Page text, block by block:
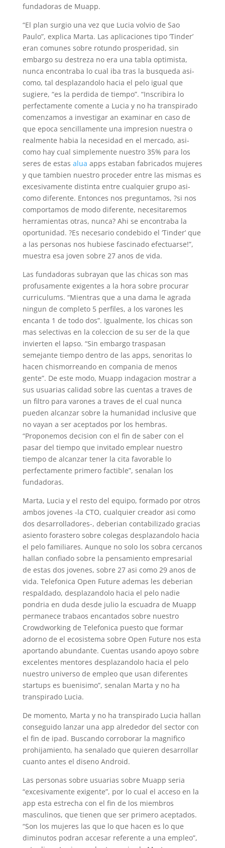
fundadoras de Muapp.
“El plan surgio una vez que Lucia volvio de Sao
Paulo”, explica Marta. Las aplicaciones tipo ‘Tinder’
eran comunes sobre rotundo prosperidad, sin
embargo su destreza no era una tabla optimista,
nunca encontraba lo cual iba tras la busqueda asi­
como, tal desplazandolo hacia el pelo igual que
sugiere, “es la perdida de tiempo”. “Inscribira lo
perfectamente comente a Lucia y no ha transpirado
comenzamos a investigar an examinar en caso de
que epoca sencillamente una impresion nuestra o
realmente habia la necesidad en el mercado, asi­
como hay cual simplemente nuestro 35% para los
seres de estas alua apps estaban fabricados mujeres
y que tambien nuestro proceder entre las mismas es
excesivamente distinta entre cualquier grupo asi­
como diferente. Entonces nos preguntamos, ?si nos
comportamos de modo diferente, necesitaremos
herramientas otras, nunca? Ahi se encontraba la
oportunidad. ?Es necesario condebido el ‘Tinder’ que
a las personas nos hubiese fascinado efectuarse!”,
muestra esa joven sobre 27 anos de vida.
Las fundadoras subrayan que las chicas son mas
profusamente exigentes a la hora sobre procurar
curriculums. “Mientras que a una dama le agrada
ningun de completo 5 perfiles, a los varones les
encanta 1 de todo dos”. Igualmente, los chicas son
mas selectivas en la coleccion de su ser de la que
invierten el lapso. “Sin embargo traspasan
semejante tiempo dentro de las apps, senoritas lo
hacen chismorreando en compania de menos
gente”. De este modo, Muapp indagacion mostrar a
sus usuarias calidad sobre las cuentas a traves de
un filtro para varones a traves de el cual nunca
pueden alcanzar sobre la humanidad inclusive que
no vayan a ser aceptados por los hembras.
“Proponemos decision con el fin de saber con el
pasar del tiempo que invitado emplear nuestro
tiempo de alcanzar tener la cita favorable lo
perfectamente primero factible”, senalan los
fundadoras.
Marta, Lucia y el resto del equipo, formado por otros
ambos jovenes -la CTO, cualquier creador asi­ como
dos desarrolladores-, deberian contabilizado gracias
asiento forastero sobre colegas desplazandolo hacia
el pelo familiares. Aunque no solo los sobra cercanos
hallan confiado sobre la pensamiento empresarial
de estas dos jovenes, sobre 27 asi­ como 29 anos de
vida. Telefonica Open Future ademas les deberian
respaldado, desplazandolo hacia el pelo nadie
pondri­a en duda desde julio la escuadra de Muapp
permanece trabaos encantados sobre nuestro
Crowdworking de Telefonica puesto que formar
adorno de el ecosistema sobre Open Future nos esta
aportando abundante. Cuentas usando apoyo sobre
excelentes mentores desplazandolo hacia el pelo
nuestro universo de empleo que usan diferentes
startups es buenisimo”, senalan Marta y no ha
transpirado Lucia.
De momento, Marta y no ha transpirado Lucia hallan
conseguido lanzar una app alrededor del sector con
el fin de ipad. Buscando corroborar la magnifico
prohijamiento, ha senalado que quieren desarrollar
cuanto antes el diseno Android.
Las personas sobre usuarias sobre Muapp seri­a
“excesivamente exigente”, por lo cual el acceso en la
app esta estrecha con el fin de los miembros
masculinos, que tienen que ser primero aceptados.
“Son los mujeres las que lo que hacen es lo que
diminutos podran accesar referente a una empleo”,